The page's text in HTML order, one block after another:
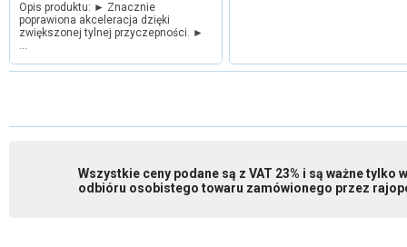
Opis produktu: ► Znacznie
poprawiona akceleracja dzięki
zwiększonej tylnej przyczepności. ►
…
Wszystkie ceny podane są z VAT 23% i są ważne
odbióru osobistego towaru zamówionego przez